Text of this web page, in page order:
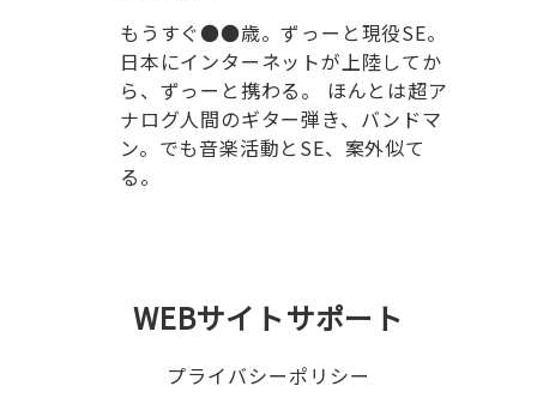
もうすぐ●●歳。ずっーと現役SE。
日本にインターネットが上陸してか
ら、ずっーと携わる。 ほんとは超ア
ナログ人間のギター弾き、バンドマ
ン。でも音楽活動とSE、案外似て
る。
WEBサイトサポート
プライバシーポリシー